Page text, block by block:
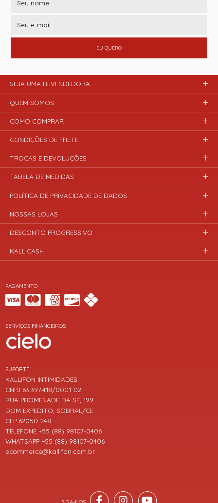
EU QUERO
PAGAMENTO
SERVIÇOS FINANCEIROS
SUPORTE
KALLIFON INTIMIDADES
CNPJ 63.397.418/0001-02
RUA PROMENADE DA SÉ, 199
DOM EXPEDITO, SOBRAL/CE
CEP 62050-248
TELEFONE +55 (88) 98107-0406
WHATSAPP +55 (88) 98107-0406
ecommerce@kallifon.com.br
SEJA UMA REVENDEDORA
QUEM SOMOS
COMO COMPRAR
CONDIÇÕES DE FRETE
TROCAS E DEVOLUÇÕES
TABELA DE MEDIDAS
POLÍTICA DE PRIVACIDADE DE DADOS
NOSSAS LOJAS
DESCONTO PROGRESSIVO
KALLICASH